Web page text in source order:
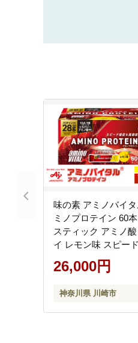
味の素 アミノバイ
ミノプロテイン 60
スティック アミノ
イ レモン味 スピー
運動 スポーツ コン
ョニング リカバー
ー 持ち運び 便利 お
神奈川県 川崎市
26,000円
神奈川県 川崎市